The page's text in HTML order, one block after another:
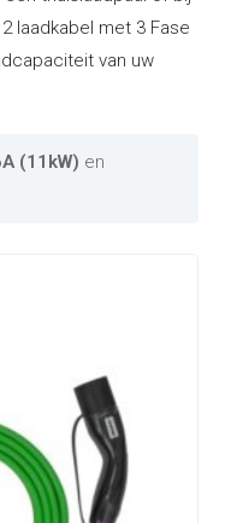
laadkabel met 3 Fase
van uw
(11kW) en